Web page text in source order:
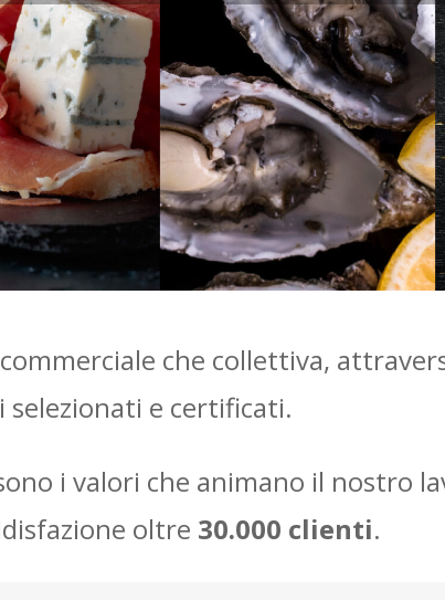
che collettiva,
e certificati.
i valori che animano il nostro
oltre 30.000 clienti.